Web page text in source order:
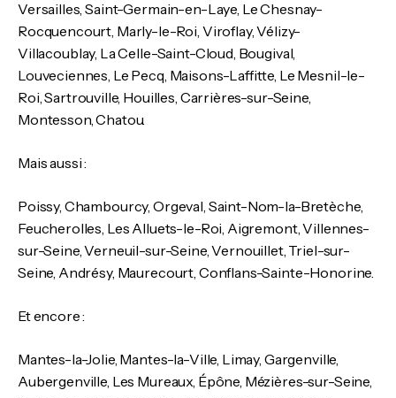
Versailles, Saint-Germain-en-Laye, Le Chesnay-
Rocquencourt, Marly-le-Roi, Viroflay, Vélizy-
Villacoublay, La Celle-Saint-Cloud, Bougival,
Louveciennes, Le Pecq, Maisons-Laffitte, Le Mesnil-le-
Roi, Sartrouville, Houilles, Carrières-sur-Seine,
Montesson, Chatou.
Mais aussi :
Poissy, Chambourcy, Orgeval, Saint-Nom-la-Bretèche,
Feucherolles, Les Alluets-le-Roi, Aigremont, Villennes-
sur-Seine, Verneuil-sur-Seine, Vernouillet, Triel-sur-
Seine, Andrésy, Maurecourt, Conflans-Sainte-Honorine.
Et encore :
Mantes-la-Jolie, Mantes-la-Ville, Limay, Gargenville,
Aubergenville, Les Mureaux, Épône, Mézières-sur-Seine,